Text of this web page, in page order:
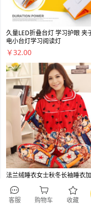
久量LED折叠台灯 学习护眼 夹
电小台灯学习阅读灯
￥32.00
法兰绒睡衣女士秋冬长袖睡衣
￥82.00
客服 购物车 收藏